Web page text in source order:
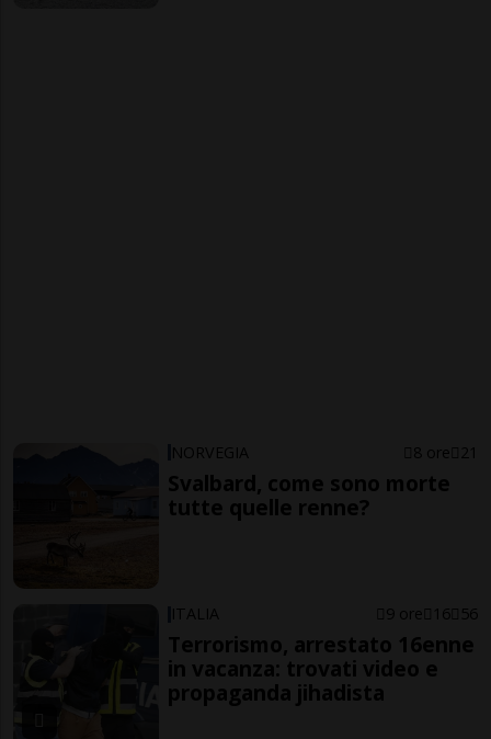
NORVEGIA 8 ore 21
Svalbard, come sono morte
tutte quelle renne?
ITALIA 9 ore 16 56
Terrorismo, arrestato 16enne
in vacanza: trovati video e
propaganda jihadista